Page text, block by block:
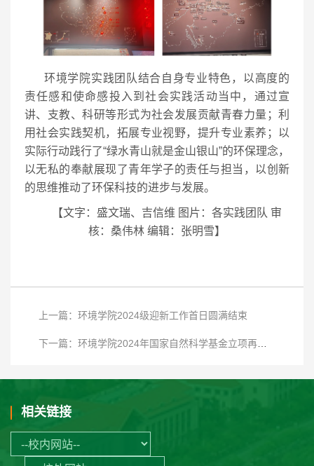
环境学院实践团队结合自身专业特色，以高度的
责任感和使命感投入到社会实践活动当中，通过宣
讲、支教、科研等形式为社会发展贡献青春力量；利
用社会实践契机，拓展专业视野，提升专业素养；以
实际行动践行了“绿水青山就是金山银山”的环保理念，
以无私的奉献展现了青年学子的责任与担当，以创新
的思维推动了环保科技的进步与发展。
【文字：盛文瑞、吉信维 图片：各实践团队 审
核：桑伟林 编辑：张明雪】
上一篇：环境学院2024级迎新工作首日圆满结束
相关链接